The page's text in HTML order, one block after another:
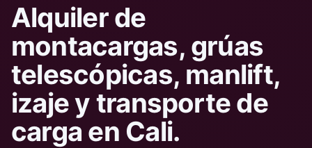
Alquiler de
montacargas, grúas
telescópicas, manlift,
izaje y transporte de
carga en Cali.